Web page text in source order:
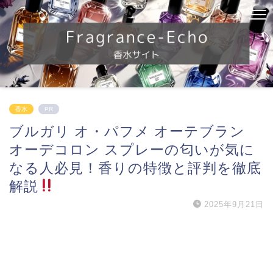
香水 PR
ブルガリ オ・パフメ オーテブラン
オーデコロン スプレーの匂いが気に
なる人必見！香りの特徴と評判を徹底
解説
2025年9月21日